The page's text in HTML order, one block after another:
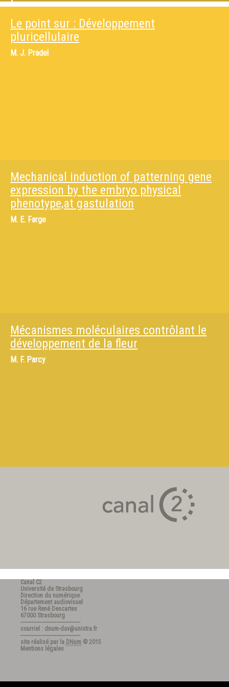
Le point sur : Développement
pluricellulaire
M. J. Pradel
Mechanical induction of patterning gene
expression by the embryo physical
phenotype,at gastulation
M. E. Farge
Mécanismes moléculaires contrôlant le
développement de la fleur
M. F. Parcy
Canal C2
Université de Strasbourg
Direction du numérique
Département audiovisuel
16 rue René Descartes
67000 Strasbourg
---------------------------------------
courriel : dnum-dav@unistra.fr
---------------------------------------
site réalisé par la DNum © 2015
Mentions légales